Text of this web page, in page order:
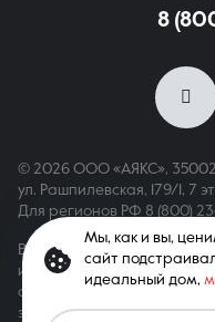
8
© 2026 ООО «АЯКС»,
ул. Рашпилевская, 179/1, 7
Для регионов РФ 8 (800)
Вся информация,
информационный
определяемой
защищены. При
Мы, как и вы,
сайт
идеальный дом,